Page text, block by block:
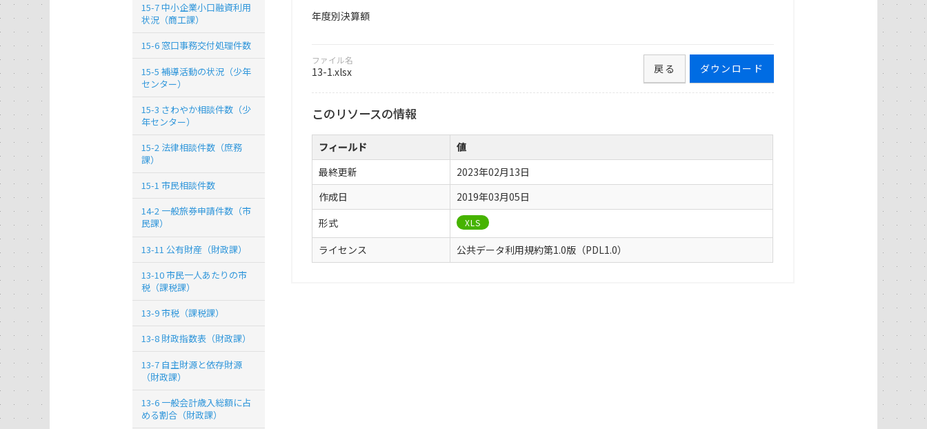
年度別決算額
ファイル名
13-1.xlsx ダウンロード
戻る
このリソースの情報
フィールド
値
最終更新
2023年02月13日
作成日
2019年03月05日
形式
XLS
ライセンス 公共データ利用規約第1.0版（PDL1.0）
15-7 中小企業小口融資利用
状況（商工課）
15-6 窓口事務交付処理件数
15-5 補導活動の状況（少年
センター）
15-3 さわやか相談件数（少
年センター）
15-2 法律相談件数（庶務
課）
15-1 市民相談件数
14-2 一般旅券申請件数（市
民課）
13-11 公有財産（財政課）
13-10 市民一人あたりの市
税（課税課）
13-9 市税（課税課）
13-8 財政指数表（財政課）
13-7 自主財源と依存財源
（財政課）
13-6 一般会計歳入総額に占
める割合（財政課）